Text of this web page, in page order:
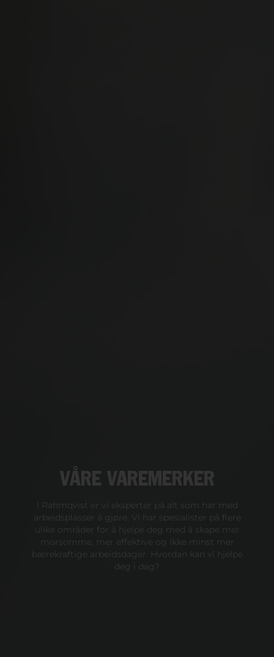
VÅRE VAREMERKER
I Rahmqvist er vi eksperter på alt som har med
arbeidsplasser å gjøre. Vi har spesialister på flere
ulike områder for å hjelpe deg med å skape mer
morsomme, mer effektive og ikke minst mer
bærekraftige arbeidsdager. Hvordan kan vi hjelpe
deg i dag?